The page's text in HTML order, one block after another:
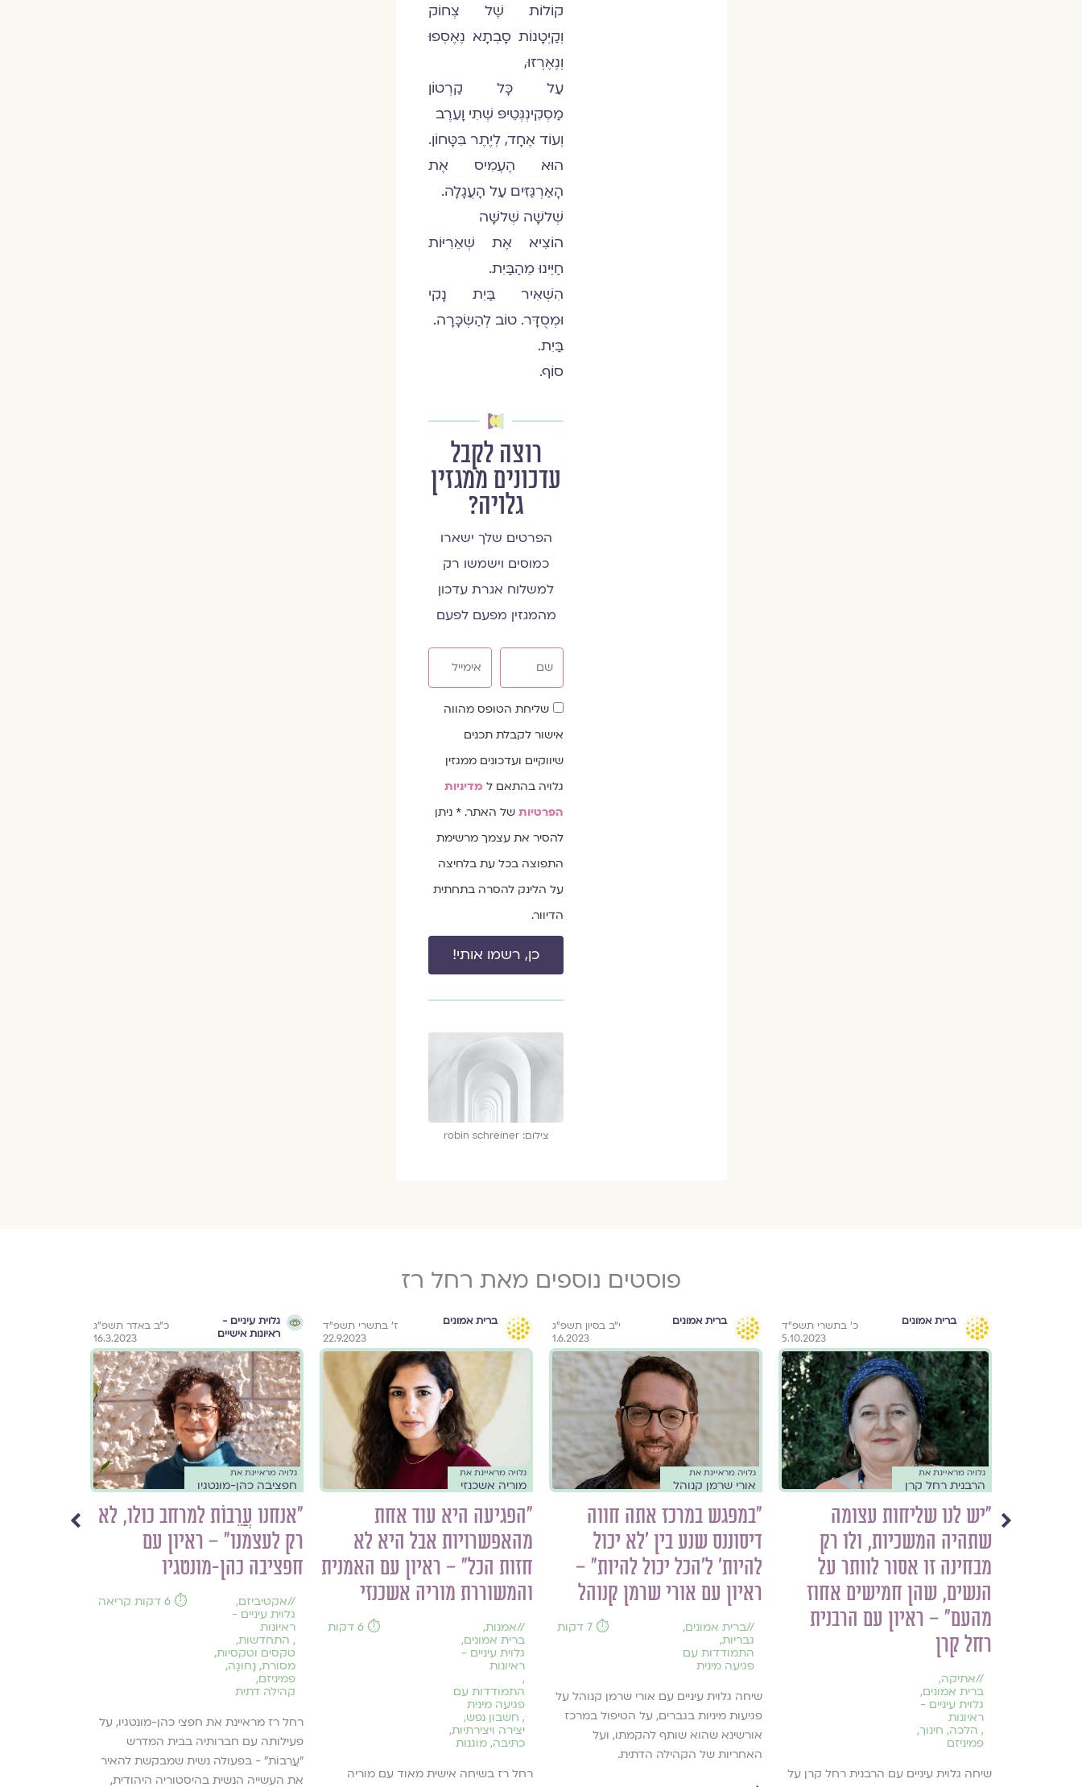
קוֹלוֹת שֶׁל צְחוֹק
וְקַיְטָנוֹת סָבְתָא נֶאֶסְפוּ
וְנֶאֶרְזוּ,
עַל כָּל קַרְטוֹן
מַסְקִינְגְּטֵיפּ שְׁתִי וָעֵרֶב
וְעוֹד אֶחָד, לְיֶתֶר בִּטָּחוֹן.
הוּא הֶעְמִיס אֶת
הָאַרְגַּזִּים עַל הָעֲגָלָה.
שְׁלשָׁה שְׁלשָׁה
הוֹצִיא אֶת שְׁאֵרִיּוֹת
חַיֵּינוּ מֵהַבַּיִת.
הִשְׁאִיר בַּיִת נָקִי
וּמְסֻדָּר. טוֹב לְהַשְׂכָּרָה.
בַּיִת.
סוֹף.
רוצה לקבל
עדכונים ממגזין
גלויה?
הפרטים שלך ישארו
כמוסים וישמשו רק
למשלוח אגרת עדכון
מהמגזין מפעם לפעם
שדהשליחת הטופס מהווה
אישור לקבלת תכנים
שיווקיים ועדכונים ממגזין
גלויה בהתאם למדיניות
הפרטיותשל האתר. * ניתן
להסיר את עצמך מרשימת
התפוצה בכל עת בלחיצה
על הלינק להסרה בתחתית
הדיוור.
כן, רשמו אותי!
צילום: robin schreiner
פוסטים נוספים מאת רחל רז
ברית אמונים
כ׳ בתשרי תשפ״ד
5.10.2023
גלויה מראיינת את
הרבנית רחל קרן
״יש לנו שליחות עצומה
שתהיה המשכיות, ולו רק
מבחינה זו אסור לוותר על
הנשים, שהן חמישים אחוז
מהעם״ – ראיון עם הרבנית
רחל קרן
//אתיקה,
ברית אמונים,
גלוית עיניים -
ראיונות
, הלכה, חינוך,
פמיניזם
שיחה גלוית עיניים עם הרבנית רחל קרן על
ברית אמונים
י״ב בסיון תשפ״ג
1.6.2023
גלויה מראיינת את
אורי שרמן קנוהל
"במפגש במרכז אתה חווה
דיסוננס שנע בין 'לא יכול
להיות' ל'הכל יכול להיות" –
ראיון עם אורי שרמן קנוהל
//ברית אמונים,
גבריות,
התמודדות עם
פגיעה מינית
⏱️ 7 דקות
שיחה גלוית עיניים עם אורי שרמן קנוהל על
פגיעות מיניות בגברים, על הטיפול במרכז
אורשינא שהוא שותף להקמתו, ועל
האחריות של הקהילה הדתית.
ברית אמונים
ז׳ בתשרי תשפ״ד
22.9.2023
גלויה מראיינת את
מוריה אשכנזי
"הפגיעה היא עוד אחת
מהאפשרויות אבל היא לא
חזות הכל" – ראיון עם האמנית
והמשוררת מוריה אשכנזי
//אמנות,
ברית אמונים,
גלוית עיניים -
ראיונות
,
התמודדות עם
פגיעה מינית
, חשבון נפש,
יצירה ויצירתיות,
כתיבה, מוגנות
⏱️ 6 דקות
רחל רז בשיחה אישית מאוד עם מוריה
גלוית עיניים -
ראיונות אישיים
כ״ב באדר תשפ״ג
16.3.2023
גלויה מראיינת את
חפציבה כהן-מונטגיו
״אנחנו עֲרֵבוֹת למרחב כולו, לא
רק לעצמנו״ – ראיון עם
חפציבה כהן-מונטגיו
//אקטיביזם,
גלוית עיניים -
ראיונות
, התחדשות,
טקסים וטקסיות,
מסורת, נָחוּגָה,
פמיניזם,
קהילה דתית
⏱️ 6 דקות קריאה
רחל רז מראיינת את חפצי כהן-מונטגיו, על
פעילותה עם חברותיה בבית המדרש
״עֲרֵבוֹת״ - בפעולה נשית שמבקשת להאיר
את העשייה הנשית בהיסטוריה היהודית,
פתוח